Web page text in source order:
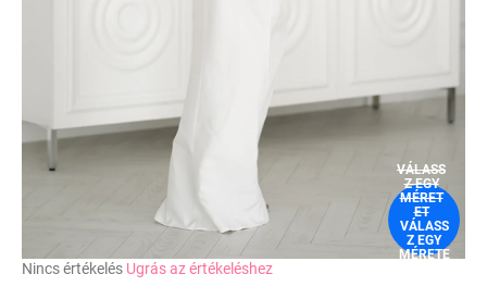
A
Nincs értékelés Ugrás az értékeléshez
VÁLASS
Z EGY
MÉRET
ET
VÁLASS
Z EGY
MÉRETE